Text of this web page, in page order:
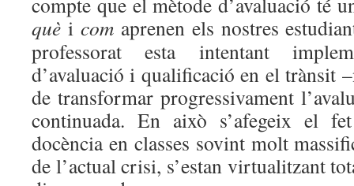
què i comaprenen els nostres
professorat esta intentant
d’avaluació i qualificació en el trànsit
de transformar progressivament
continuada. En això s’afegeix el
docència en classes sovint molt
de l’actual crisi, s’estan virtualitzant